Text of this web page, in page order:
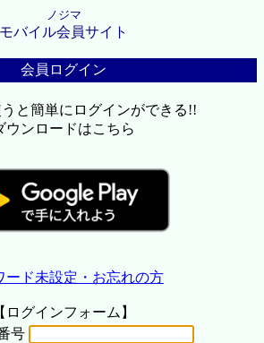
ノジマ
モバイル会員サイト
会員ログイン
と簡単にログインができる!!
ウンロードはこちら
ード未設定・お忘れの方
【ログインフォーム】
号